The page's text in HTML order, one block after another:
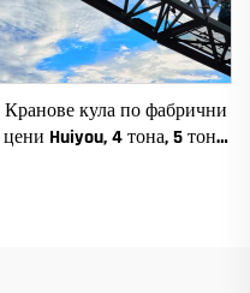
Кранове кула по фабрични
цени Huiyou, 4 тона, 5 тона,